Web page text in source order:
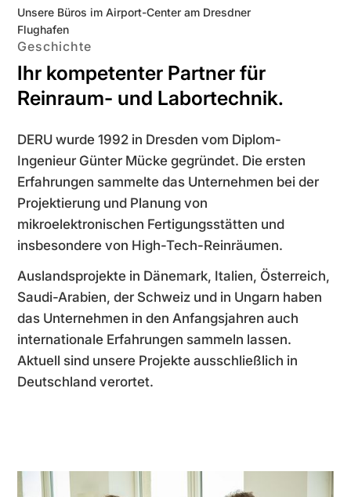
Unsere Büros im Airport-Center am Dresdner
Flughafen
Geschichte
Ihr kom petenter Partner für
Reinraum- und Labor­technik.
DERU wurde 1992 in Dresden vom Diplom-
Ingenieur Günter Mücke gegründet. Die ersten
Erfahrungen sammelte das Unternehmen bei der
Projektierung und Planung von
mikroelektronischen Fertigungsstätten und
insbesondere von High-Tech-Reinräumen.
Auslandsprojekte in Dänemark, Italien, Österreich,
Saudi-Arabien, der Schweiz und in Ungarn haben
das Unternehmen in den Anfangsjahren auch
internationale Erfahrungen sammeln lassen.
Aktuell sind unsere Projekte ausschließlich in
Deutschland verortet.